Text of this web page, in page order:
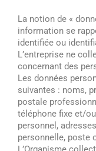
La notion de «
information se
identifiée ou
L’entreprise ne
concernant des
Les données
suivantes : noms,
postale
téléphone fixe et/
personnel,
personnelle, poste